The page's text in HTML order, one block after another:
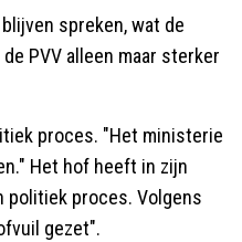
spreken, wat de
PVV alleen maar sterker
proces. "Het ministerie
Het hof heeft in zijn
politiek proces. Volgens
gezet".